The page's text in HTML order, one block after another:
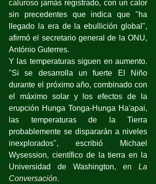
caluroso jamás registrado, con un calor
sin precedentes que indica que "ha
llegado la era de la ebullición global",
afirmó el secretario general de la ONU,
António Guterres.
Y las temperaturas siguen en aumento.
"Si se desarrolla un fuerte El Niño
durante el próximo año, combinado con
el máximo solar y los efectos de la
erupción Hunga Tonga-Hunga Ha'apai,
las temperaturas de la Tierra
probablemente se dispararán a niveles
inexplorados", escribió Michael
Wysession, científico de la tierra en la
Universidad de Washington, en La
Conversación.